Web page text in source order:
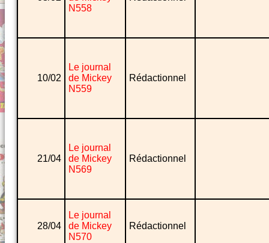
N558
10/02
Le journal
de Mickey
N559
Rédactionnel
21/04
Le journal
de Mickey
N569
Rédactionnel
28/04
Le journal
de Mickey
N570
Rédactionnel